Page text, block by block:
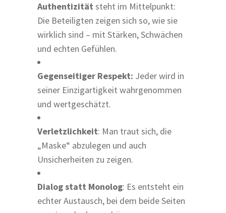
Authentizität steht im Mittelpunkt:
Die Beteiligten zeigen sich so, wie sie
wirklich sind – mit Stärken, Schwächen
und echten Gefühlen.
Gegenseitiger Respekt: Jeder wird in
seiner Einzigartigkeit wahrgenommen
und wertgeschätzt.
Verletzlichkeit: Man traut sich, die
„Maske“ abzulegen und auch
Unsicherheiten zu zeigen.
Dialog statt Monolog: Es entsteht ein
echter Austausch, bei dem beide Seiten